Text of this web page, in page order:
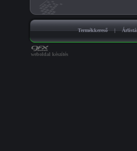
Termékkereső |
weboldal készítés